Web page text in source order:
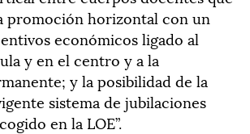
promoción horizontal con un
económicos ligado al
y en el centro y a la
y la posibilidad de la
sistema de jubilaciones
en la LOE”.